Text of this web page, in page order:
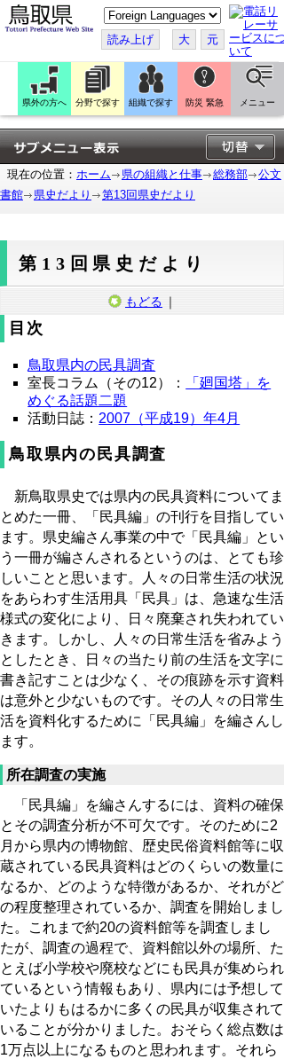
こ
の
ペ
ー
ジ
翻
訳
す
る
読み上げ 大 元
県外の方へ 分野で探す 組織で探す 防災 緊急 メニュー
現在の位置： ホーム 県の組織と仕事 総務部
公文
書館
県史だより 第13回県史だより
第13回県史だより
もどる ｜
目次
鳥取県内の民具調査
室長コラム（その12）：
「廻国塔」を
めぐる話題二題
活動日誌： 2007（平成19）年4月
鳥取県内の民具調査
新鳥取県史では県内の民具資料についてま
とめた一冊、「民具編」の刊行を目指してい
ます。県史編さん事業の中で「民具編」とい
う一冊が編さんされるというのは、とても珍
しいことと思います。人々の日常生活の状況
をあらわす生活用具「民具」は、急速な生活
様式の変化により、日々廃棄され失われてい
きます。しかし、人々の日常生活を省みよう
としたとき、日々の当たり前の生活を文字に
書き記すことは少なく、その痕跡を示す資料
は意外と少ないものです。その人々の日常生
活を資料化するために「民具編」を編さんし
ます。
所在調査の実施
「民具編」を編さんするには、資料の確保
とその調査分析が不可欠です。そのために2
月から県内の博物館、歴史民俗資料館等に収
蔵されている民具資料はどのくらいの数量に
なるか、どのような特徴があるか、それがど
の程度整理されているか、調査を開始しまし
た。これまで約20の資料館等を調査しまし
たが、調査の過程で、資料館以外の場所、た
とえば小学校や廃校などにも民具が集められ
ているという情報もあり、県内には予想して
いたよりもはるかに多くの民具が収集されて
いることが分かりました。おそらく総点数は
1万点以上になるものと思われます。それら